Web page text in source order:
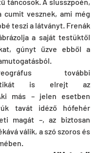
táncosok. A slusszpoén,
cumit vesznek, ami még
teszi a látványt. Frenák
a saját testüktől
gúnyt űzve ebből a
további
is elrejt az
más – jelen esetben
tavát idéző hófehér
magát –, az biztosan
válik, a szó szoros és